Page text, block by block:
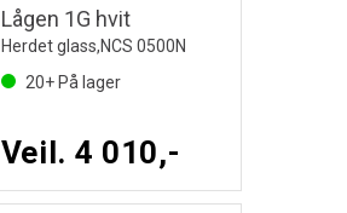
Lågen 1G hvit
Herdet glass,NCS 0500N
20+På lager
Veil. 4 010,-